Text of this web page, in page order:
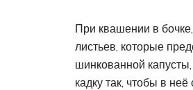
При квашении в
листьев, которые
шинкованной
кадку так, чтобы в